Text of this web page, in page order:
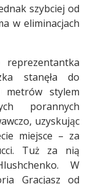
szybciej od
w eliminacjach
stanęła do
metrów stylem
porannych
uzyskując
miejsce – za
Tuż za nią
W
Gracjasz od